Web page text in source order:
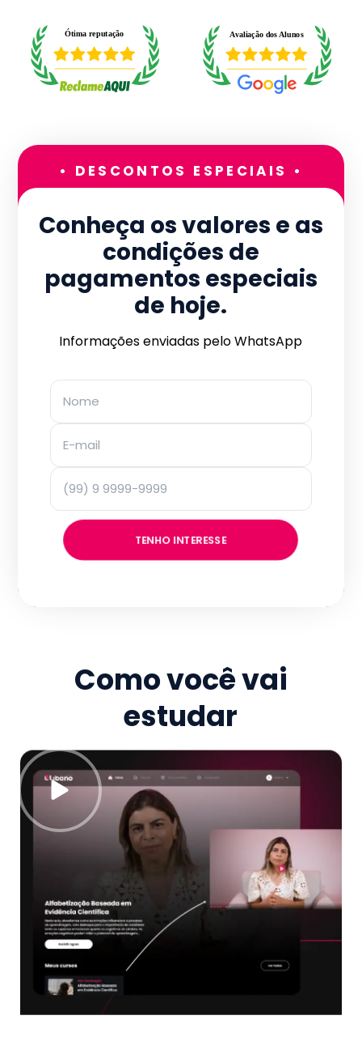
• DESCONTOS ESPECIAIS •
Conheça os valores e as
condições de
pagamentos especiais
de hoje.
Informações enviadas pelo WhatsApp
TENHO INTERESSE
Como você vai
estudar